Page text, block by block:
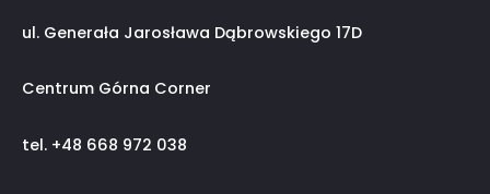
ul. Generała Jarosława Dąbrowskiego 17D
Centrum Górna Corner
tel. +48 668 972 038